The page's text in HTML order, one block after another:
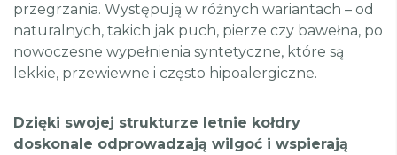
przegrzania. Występują w różnych wariantach – od
naturalnych, takich jak puch, pierze czy bawełna, po
nowoczesne wypełnienia syntetyczne, które są
lekkie, przewiewne i często hipoalergiczne.
Dzięki swojej strukturze letnie kołdry
doskonale odprowadzają wilgoć i wspierają